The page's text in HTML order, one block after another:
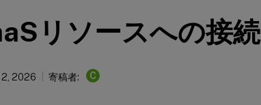
リソースへの接続
2, 2026 寄稿者: C